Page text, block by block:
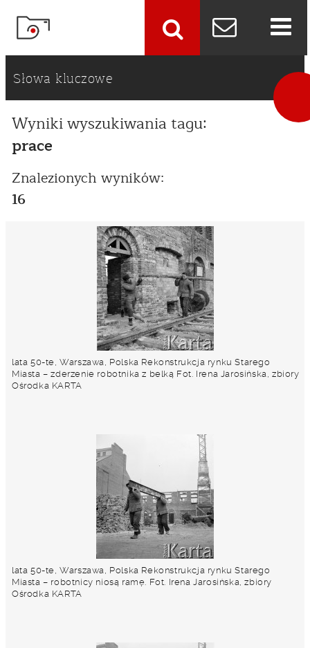
Słowa kluczowe
Wyniki wyszukiwania tagu:
prace
Znalezionych wyników:
16
lata 50-te, Warszawa, Polska Rekonstrukcja rynku Starego
Miasta – zderzenie robotnika z belką Fot. Irena Jarosińska, zbiory
Ośrodka KARTA
lata 50-te, Warszawa, Polska Rekonstrukcja rynku Starego
Miasta – robotnicy niosą ramę. Fot. Irena Jarosińska, zbiory
Ośrodka KARTA